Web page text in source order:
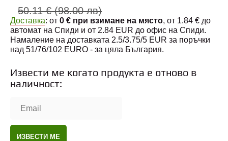
50.11 € (98.00 лв)
Доставка: от 0 € при взимане на място, от 1.84 € до
автомат на Спиди и от 2.84 EUR до офис на Спиди.
Намаление на доставката 2.5/3.75/5 EUR за поръчки
над 51/76/102 EURO - за цяла България.
Извести ме когато продукта е отново в
наличност:
ИЗВЕСТИ МЕ